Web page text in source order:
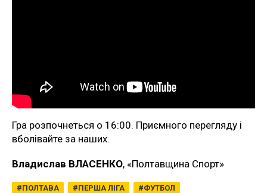
Гра розпочнеться о 16:00. Приємного перегляду і
вболівайте за наших.
Владислав ВЛАСЕНКО, «Полтавщина Спорт»
ПОЛТАВА ПЕРША ЛІГА ФУТБОЛ